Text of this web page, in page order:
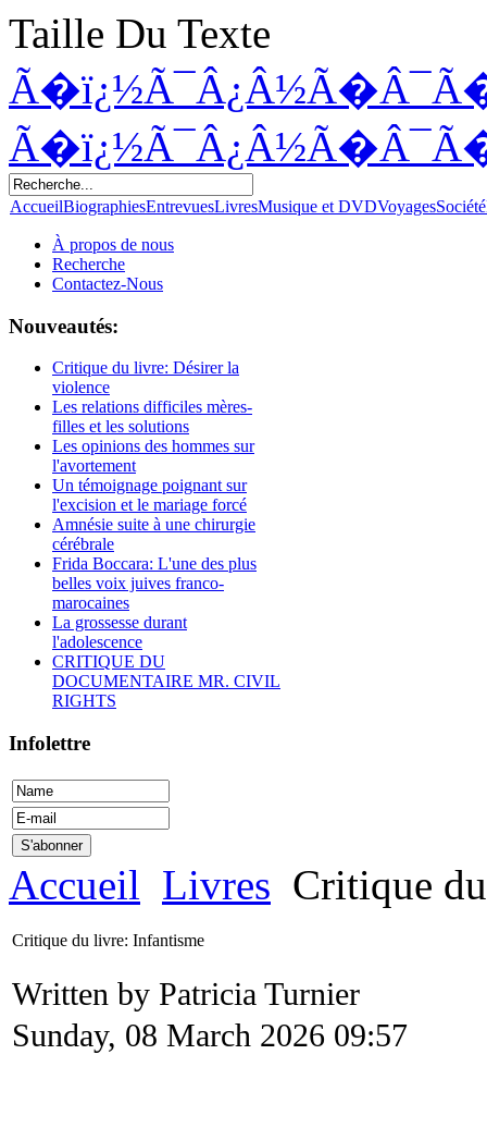
Taille Du Texte
AccueilBiographiesEntrevuesLivresMusique et DVDVoyagesSociété
À propos de nous
Recherche
Contactez-Nous
Nouveautés:
Critique du livre: Désirer la
violence
Les relations difficiles mères-
filles et les solutions
Les opinions des hommes sur
l'avortement
Un témoignage poignant sur
l'excision et le mariage forcé
Amnésie suite à une chirurgie
cérébrale
Frida Boccara: L'une des plus
belles voix juives franco-
marocaines
La grossesse durant
l'adolescence
CRITIQUE DU
DOCUMENTAIRE MR. CIVIL
RIGHTS
Infolettre
Accueil Livres Critique
Critique du livre: Infantisme
Written by Patricia Turnier
Sunday, 08 March 2026 09:57